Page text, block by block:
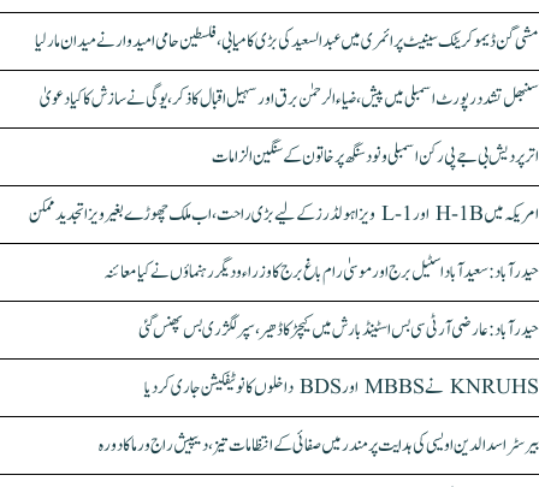
مشی گن ڈیموکریٹک سینیٹ پرائمری میں عبدالسعید کی بڑی کامیابی، فلسطین حامی امیدوار نے میدان مار لیا
سنبھل تشدد رپورٹ اسمبلی میں پیش، ضیاء الرحمٰن برق اور سہیل اقبال کا ذکر، یوگی نے سازش کا کیا دعویٰ
اتر پردیش بی جے پی رکن اسمبلی ونود سنگھ پر خاتون کے سنگین الزامات
امریکہ میں H-1B اور L-1 ویزا ہولڈرز کے لیے بڑی راحت، اب ملک چھوڑے بغیر ویزا تجدید ممکن
حیدرآباد: سعیدآباد اسٹیل برج اور موسیٰ رام باغ برج کا وزراء و دیگر رہنماؤں نے کیا معائنہ
حیدرآباد: عارضی آر ٹی سی بس اسٹینڈ بارش میں کیچڑ کا ڈھیر، سپر لگژری بس پھنس گئی
KNRUHS نے MBBS اور BDS داخلوں کا نوٹیفکیشن جاری کر دیا
بیرسٹر اسدالدین اویسی کی ہدایت پر مندر میں صفائی کے انتظامات تیز، دیپیش راج ورما کا دورہ